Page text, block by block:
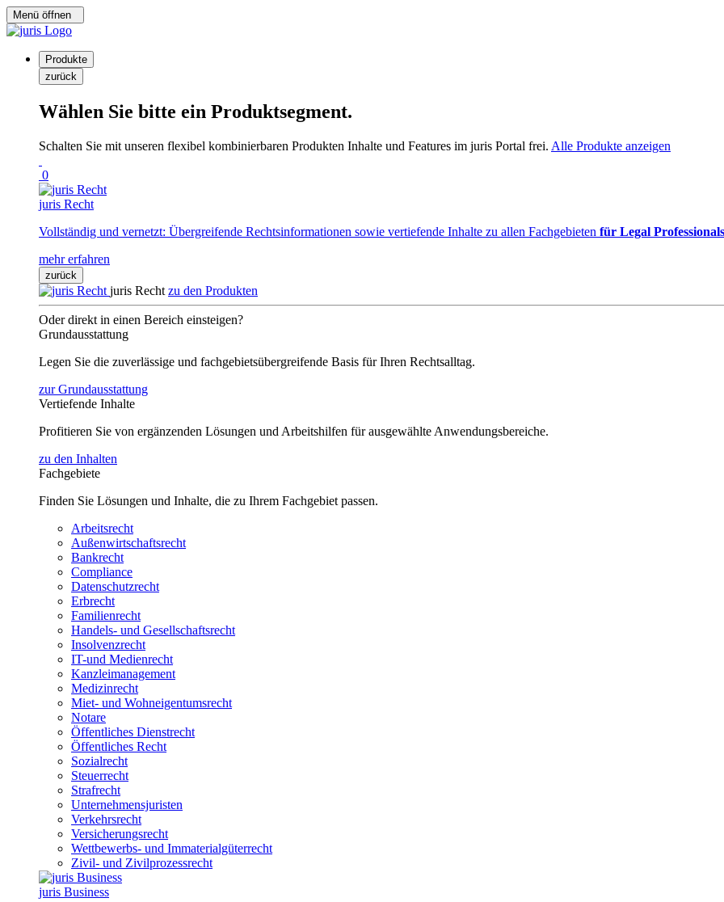
Menü öffnen
Produkte
zurück
Wählen Sie bitte ein Produktsegment.
Schalten Sie mit unseren flexibel kombinierbaren Produkten Inhalte und Features im juris Portal frei. Alle Produkte anzeigen
0
juris Recht
Vollständig und vernetzt: Übergreifende Rechtsinformationen sowie vertiefende Inhalte zu allen Fachgebieten für Legal Professionals
mehr erfahren
zurück
juris Recht zu den Produkten
Oder direkt in einen Bereich einsteigen?
Grundausstattung
Legen Sie die zuverlässige und fachgebietsübergreifende Basis für Ihren Rechtsalltag.
zur Grundausstattung
Vertiefende Inhalte
Profitieren Sie von ergänzenden Lösungen und Arbeitshilfen für ausgewählte Anwendungsbereiche.
zu den Inhalten
Fachgebiete
Finden Sie Lösungen und Inhalte, die zu Ihrem Fachgebiet passen.
Arbeitsrecht
Außenwirtschaftsrecht
Bankrecht
Compliance
Datenschutzrecht
Erbrecht
Familienrecht
Handels- und Gesellschaftsrecht
Insolvenzrecht
IT-und Medienrecht
Kanzleimanagement
Medizinrecht
Miet- und Wohneigentumsrecht
Notare
Öffentliches Dienstrecht
Öffentliches Recht
Sozialrecht
Steuerrecht
Strafrecht
Unternehmensjuristen
Verkehrsrecht
Versicherungsrecht
Wettbewerbs- und Immaterialgüterrecht
Zivil- und Zivilprozessrecht
juris Business